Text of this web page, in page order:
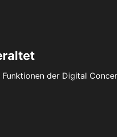
der Digital